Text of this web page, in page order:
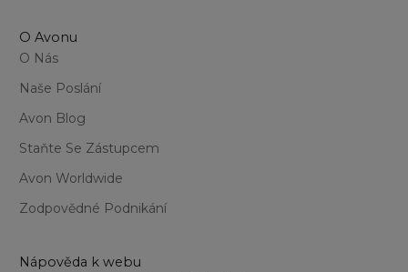
O Avonu
O Nás
Naše Poslání
Avon Blog
Staňte Se Zástupcem
Avon Worldwide
Zodpovědné Podnikání
Nápověda k webu